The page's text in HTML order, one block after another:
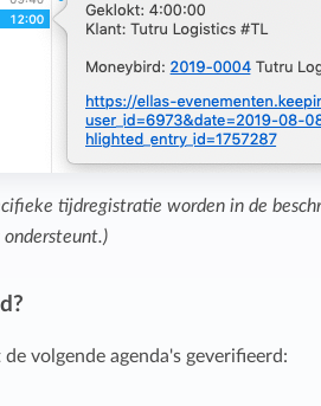
tijdregistratie worden in de
volgende agenda's geverifieerd: